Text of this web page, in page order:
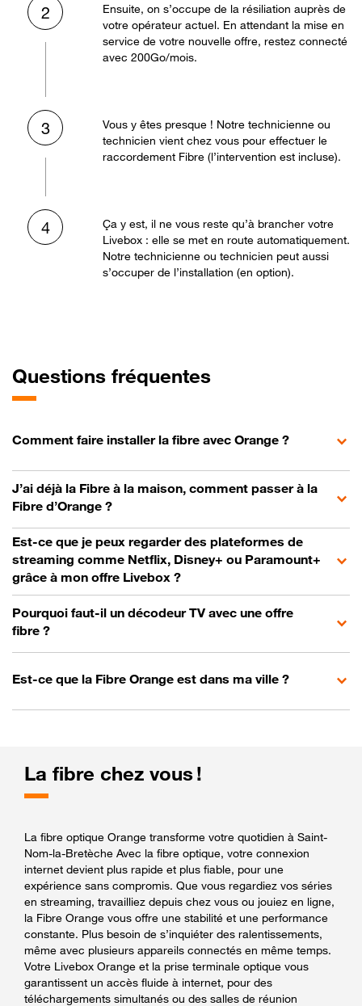
2
Ensuite, on s’occupe de la résiliation auprès de
votre opérateur actuel. En attendant la mise en
service de votre nouvelle offre, restez connecté
avec 200Go/mois.
3
Vous y êtes presque ! Notre technicienne ou
technicien vient chez vous pour effectuer le
raccordement Fibre (l’intervention est incluse).
4
Ça y est, il ne vous reste qu’à brancher votre
Livebox : elle se met en route automatiquement.
Notre technicienne ou technicien peut aussi
s’occuper de l’installation (en option).
Questions fréquentes
Comment faire installer la fibre avec Orange ?
J’ai déjà la Fibre à la maison, comment passer à la
Fibre d’Orange ?
Est-ce que je peux regarder des plateformes de
streaming comme Netflix, Disney+ ou Paramount+
grâce à mon offre Livebox ?
Pourquoi faut-il un décodeur TV avec une offre
fibre ?
Est-ce que la Fibre Orange est dans ma ville ?
La fibre chez vous !
La fibre optique Orange transforme votre quotidien à Saint-
Nom-la-Bretèche Avec la fibre optique, votre connexion
internet devient plus rapide et plus fiable, pour une
expérience sans compromis. Que vous regardiez vos séries
en streaming, travailliez depuis chez vous ou jouiez en ligne,
la Fibre Orange vous offre une stabilité et une performance
constante. Plus besoin de s’inquiéter des ralentissements,
même avec plusieurs appareils connectés en même temps.
Votre Livebox Orange et la prise terminale optique vous
garantissent un accès fluide à internet, pour des
téléchargements simultanés ou des salles de réunion